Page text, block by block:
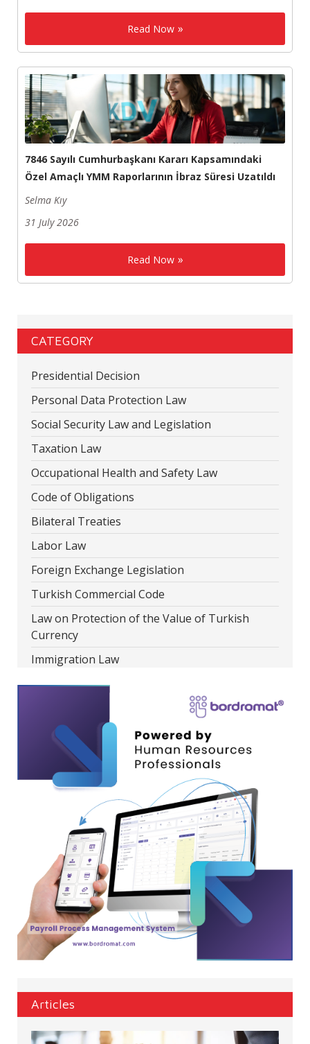
Read Now
7846 Sayılı Cumhurbaşkanı Kararı Kapsamındaki
Özel Amaçlı YMM Raporlarının İbraz Süresi Uzatıldı
Selma Kıy
31 July 2026
Read Now
CATEGORY
Presidential Decision
Personal Data Protection Law
Social Security Law and Legislation
Taxation Law
Occupational Health and Safety Law
Code of Obligations
Bilateral Treaties
Labor Law
Foreign Exchange Legislation
Turkish Commercial Code
Law on Protection of the Value of Turkish
Currency
Immigration Law
Articles